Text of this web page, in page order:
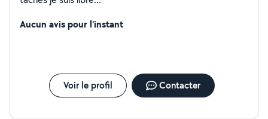
Aucun avis pour l'instant
Voir le profil Contacter